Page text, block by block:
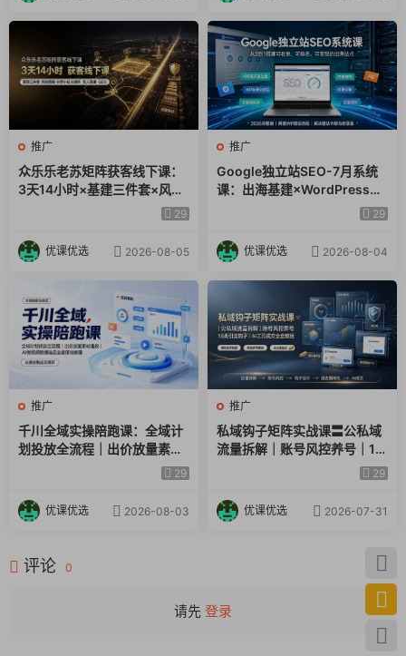
推广
众乐乐老苏矩阵获客线下课：
3天14小时×基建三件套×风控
策略×抖音小红书矩阵×无人直
29
优课优选 2026-08-05
推广
Google独立站SEO-7月系统
课：出海基建×WordPress建
站×AI内容生产×站内外优化×
Search Console×AdSense
变现
29
优课优选 2026-08-04
推广
千川全域实操陪跑课：全域计
划投放全流程｜出价放量素材
追投｜AI做视频数据选品全套
29
优课优选 2026-08-03
推广
私域钩子矩阵实战课〓公私域
流量拆解｜账号风控养号｜18
类引流钩子｜AI工具成交全套
29
优课优选 2026-07-31
评论 0
请先 登录